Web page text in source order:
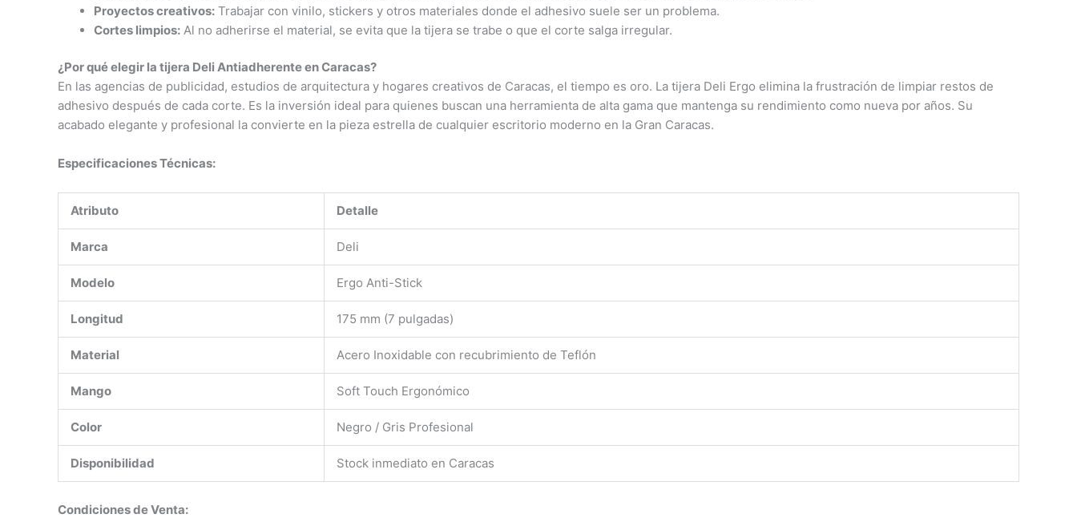
Proyectos creativos: Trabajar con vinilo, stickers y otros materiales donde el adhesivo suele ser un problema.
Cortes limpios: Al no adherirse el material, se evita que la tijera se trabe o que el corte salga irregular.
¿Por qué elegir la tijera Deli Antiadherente en Caracas?
En las agencias de publicidad, estudios de arquitectura y hogares creativos de Caracas, el tiempo es oro. La tijera Deli Ergo elimina la frustración de limpiar restos de
adhesivo después de cada corte. Es la inversión ideal para quienes buscan una herramienta de alta gama que mantenga su rendimiento como nueva por años. Su
acabado elegante y profesional la convierte en la pieza estrella de cualquier escritorio moderno en la Gran Caracas.
Especificaciones Técnicas:
Atributo Detalle
Marca Deli
Modelo Ergo Anti-Stick
Longitud 175 mm (7 pulgadas)
Material Acero Inoxidable con recubrimiento de Teflón
Mango Soft Touch Ergonómico
Color Negro / Gris Profesional
Disponibilidad Stock inmediato en Caracas
Condiciones de Venta: